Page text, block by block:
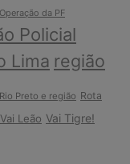
Operação da PF
Policial
Lima região
Rio Preto e região Rota
Vai Leão Vai Tigre!